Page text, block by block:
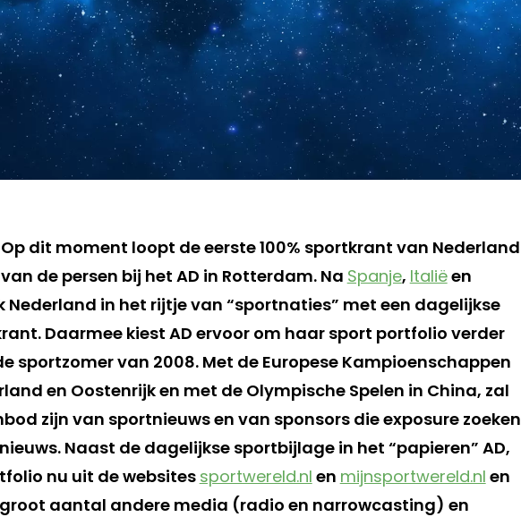
Op dit moment loopt de eerste 100% sportkrant van Nederland
van de persen bij het AD in Rotterdam. Na Spanje, Italiëen
in het rijtje van “sportnaties” met een dagelijkse
Daarmee kiest AD ervoor om haar sport portfolio verder
sportzomer van 2008. Met de Europese Kampioenschappen
en Oostenrijk en met de Olympische Spelen in China, zal
zijn van sportnieuws en van sponsors die exposure zoeken
Naast de dagelijkse sportbijlage in het “papieren” AD,
nu uit de websites sportwereld.nl en mijnsportwereld.nl en
aantal andere media (radio en narrowcasting) en